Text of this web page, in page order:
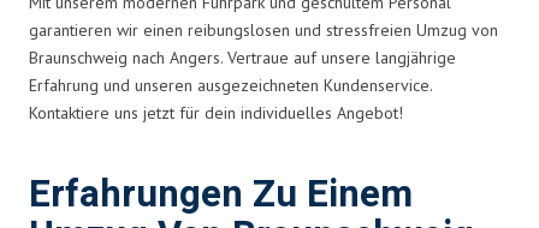
garantieren wir einen reibungslosen und stressfreien Umzug von
Braunschweig nach Angers. Vertraue auf unsere langjährige
Erfahrung und unseren ausgezeichneten Kundenservice.
Kontaktiere uns jetzt für dein individuelles Angebot!
Erfahrungen Zu Einem